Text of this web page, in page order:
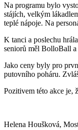
Na programu bylo
stájích, velkým
teplé nápoje. Na
K tanci a poslechu
seniorů měl BolloBall a
Jako ceny byly pro
putovního poháru.
Pozitivem této akce je,
Helena Houšková,